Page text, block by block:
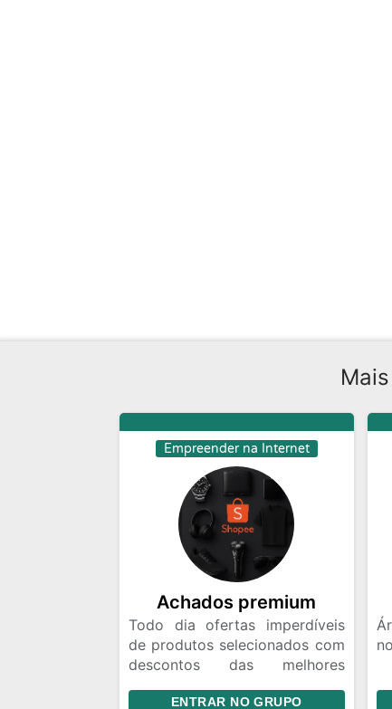
Empreender na Internet
Achados premium
Todo dia ofertas imperdíveis
de produtos selecionados com
descontos das melhores
ENTRAR NO GRUPO